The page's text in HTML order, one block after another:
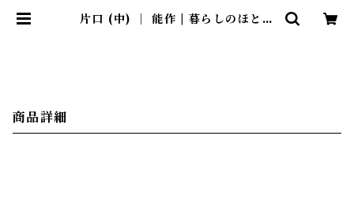
片口 (中) ｜ 能作 | 暮らしのほとり
商品詳細